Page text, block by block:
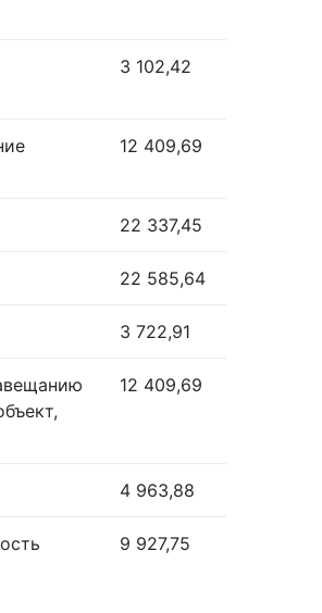
3 102,42
12 409,69
22 337,45
22 585,64
3 722,91
12 409,69
4 963,88
9 927,75